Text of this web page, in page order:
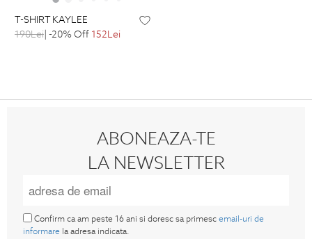
T-SHIRT KAYLEE
190Lei| -20% Off 152Lei
ABONEAZA-TE
LA NEWSLETTER
Confirm ca am peste 16 ani si doresc sa primesc email-uri de
informare la adresa indicata.